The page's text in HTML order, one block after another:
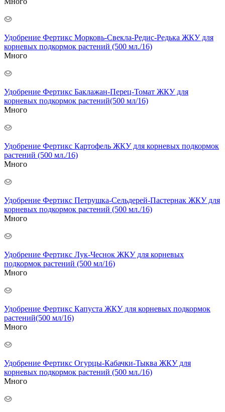
Удобрение Фертикс Морковь-Свекла-Редис-Редька ЖКУ для
корневых подкормок растений (500 мл./16)
Много
Удобрение Фертикс Баклажан-Перец-Томат ЖКУ для
корневых подкормок растений(500 мл/16)
Много
Удобрение Фертикс Картофель ЖКУ для корневых подкормок
растений (500 мл./16)
Много
Удобрение Фертикс Петрушка-Сельдерей-Пастернак ЖКУ для
корневых подкормок растений (500 мл./16)
Много
Удобрение Фертикс Лук-Чеснок ЖКУ для корневых
подкормок растений (500 мл/16)
Много
Удобрение Фертикс Капуста ЖКУ для корневых подкормок
растений(500 мл/16)
Много
Удобрение Фертикс Огурцы-Кабачки-Тыква ЖКУ для
корневых подкормок растений (500 мл./16)
Много